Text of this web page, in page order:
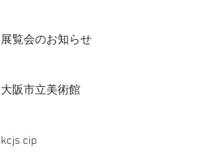
展覧会のお知らせ
大阪市立美術館
kcjs cip